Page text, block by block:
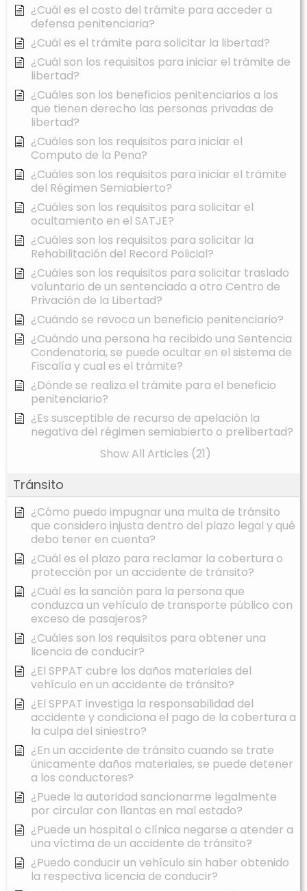
¿Cuál es el costo del trámite para acceder a
defensa penitenciaria?
¿Cuál es el trámite para solicitar la libertad?
¿Cuál son los requisitos para iniciar el trámite de
libertad?
¿Cuáles son los beneficios penitenciarios a los
que tienen derecho las personas privadas de
libertad?
¿Cuáles son los requisitos para iniciar el
Computo de la Pena?
¿Cuáles son los requisitos para iniciar el trámite
del Régimen Semiabierto?
¿Cuáles son los requisitos para solicitar el
ocultamiento en el SATJE?
¿Cuáles son los requisitos para solicitar la
Rehabilitación del Record Policial?
¿Cuáles son los requisitos para solicitar traslado
voluntario de un sentenciado a otro Centro de
Privación de la Libertad?
¿Cuándo se revoca un beneficio penitenciario?
¿Cuándo una persona ha recibido una Sentencia
Condenatoria, se puede ocultar en el sistema de
Fiscalía y cual es el trámite?
¿Dónde se realiza el trámite para el beneficio
penitenciario?
¿Es susceptible de recurso de apelación la
negativa del régimen semiabierto o prelibertad?
Show All Articles (21)
Tránsito
¿Cómo puedo impugnar una multa de tránsito
que considero injusta dentro del plazo legal y qué
debo tener en cuenta?
¿Cuál es el plazo para reclamar la cobertura o
protección por un accidente de tránsito?
¿Cuál es la sanción para la persona que
conduzca un vehículo de transporte público con
exceso de pasajeros?
¿Cuáles son los requisitos para obtener una
licencia de conducir?
¿El SPPAT cubre los daños materiales del
vehículo en un accidente de tránsito?
¿El SPPAT investiga la responsabilidad del
accidente y condiciona el pago de la cobertura a
la culpa del siniestro?
¿En un accidente de tránsito cuando se trate
únicamente daños materiales, se puede detener
a los conductores?
¿Puede la autoridad sancionarme legalmente
por circular con llantas en mal estado?
¿Puede un hospital o clínica negarse a atender a
una víctima de un accidente de tránsito?
¿Puedo conducir un vehículo sin haber obtenido
la respectiva licencia de conducir?